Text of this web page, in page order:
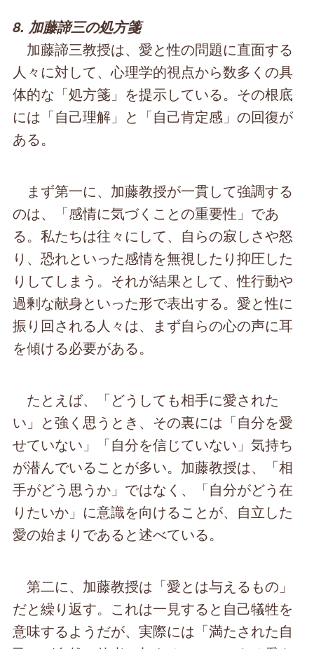
8. 加藤諦三の処方箋
加藤諦三教授は、愛と性の問題に直面する
人々に対して、心理学的視点から数多くの具
体的な「処方箋」を提示している。その根底
には「自己理解」と「自己肯定感」の回復が
ある。
まず第一に、加藤教授が一貫して強調する
のは、「感情に気づくことの重要性」であ
る。私たちは往々にして、自らの寂しさや怒
り、恐れといった感情を無視したり抑圧した
りしてしまう。それが結果として、性行動や
過剰な献身といった形で表出する。愛と性に
振り回される人々は、まず自らの心の声に耳
を傾ける必要がある。
たとえば、「どうしても相手に愛された
い」と強く思うとき、その裏には「自分を愛
せていない」「自分を信じていない」気持ち
が潜んでいることが多い。加藤教授は、「相
手がどう思うか」ではなく、「自分がどう在
りたいか」に意識を向けることが、自立した
愛の始まりであると述べている。
第二に、加藤教授は「愛とは与えるもの」
だと繰り返す。これは一見すると自己犠牲を
意味するようだが、実際には「満たされた自